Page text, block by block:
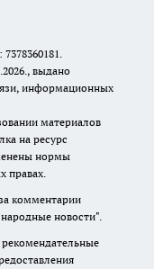
выдано
информационных
материалов
на ресурс
нормы
правах.
комментарии
новости".